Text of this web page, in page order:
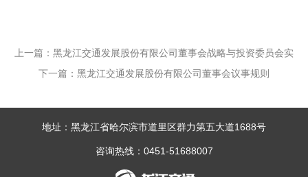
上一篇：黑龙江交通发展股份有限公司董事会战略与投资委员会实
施细则(试行)
下一篇：黑龙江交通发展股份有限公司董事会议事规则
地址：黑龙江省哈尔滨市道里区群力第五大道1688号
咨询热线：0451-51688007